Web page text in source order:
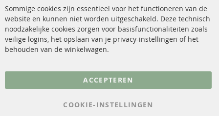
Katalysator (KAT)
sensoren
FAQ
Verzendingskosten
Contact
Annuleer contract
Gegevensbescherming
Sommige cookies zijn essentieel voor het functioneren van de
website en kunnen niet worden uitgeschakeld. Deze technisch
noodzakelijke cookies zorgen voor basisfunctionaliteiten zoals
veilige logins, het opslaan van je privacy-instellingen of het
behouden van de winkelwagen.
ACCEPTEREN
COOKIE-INSTELLINGEN